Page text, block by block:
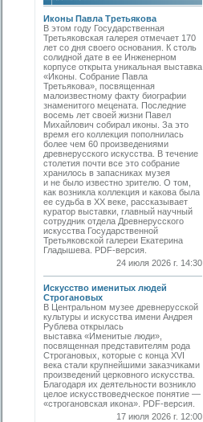
Иконы Павла Третьякова
В этом году Государственная
Третьяковская галерея отмечает 170
лет со дня своего основания. К столь
солидной дате в ее Инженерном
корпусе открыта уникальная выставка
«Иконы. Собрание Павла
Третьякова», посвященная
малоизвестному факту биографии
знаменитого мецената. Последние
восемь лет своей жизни Павел
Михайлович собирал иконы. За это
время его коллекция пополнилась
более чем 60 произведениями
древнерусского искусства. В течение
столетия почти все это собрание
хранилось в запасниках музея
и не было известно зрителю. О том,
как возникла коллекция и какова была
ее судьба в ХХ веке, рассказывает
куратор выставки, главный научный
сотрудник отдела Древнерусского
искусства Государственной
Третьяковской галереи Екатерина
Гладышева. PDF-версия.
24 июля 2026 г. 14:30
Искусство именитых людей
Строгановых
В Центральном музее древнерусской
культуры и искусства имени Андрея
Рублева открылась
выставка «Именитые люди»,
посвященная представителям рода
Строгановых, которые с конца XVI
века стали крупнейшими заказчиками
произведений церковного искусства.
Благодаря их деятельности возникло
целое искусствоведческое понятие —
«строгановская икона». PDF-версия.
17 июля 2026 г. 12:00